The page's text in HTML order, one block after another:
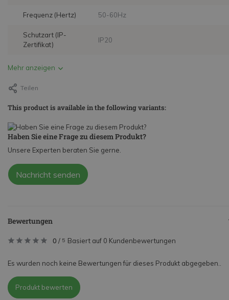
Frequenz (Hertz) 50-60Hz
Schutzart (IP-
Zertifikat)
IP20
Mehr anzeigen
Teilen
This product is available in the following variants:
Haben Sie eine Frage zu diesem Produkt?
Unsere Experten beraten Sie gerne.
Nachricht senden
Bewertungen
0 / 5 Basiert auf 0 Kundenbewertungen
Es wurden noch keine Bewertungen für dieses Produkt abgegeben..
Produkt bewerten